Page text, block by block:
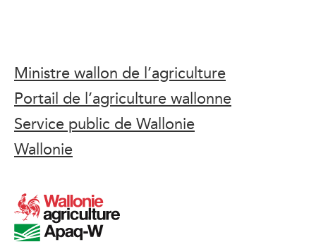
Ministre wallon de l’agriculture
Portail de l’agriculture wallonne
Service public de Wallonie
Wallonie